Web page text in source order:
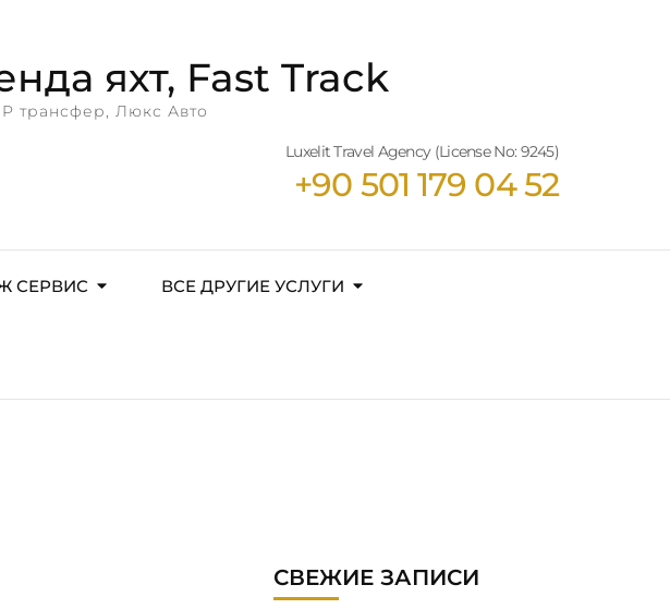
яхт, Fast Track
трансфер, Люкс Авто
Luxelit Travel Agency (License No: 9245)
+90 501 179 04 52
СЕРВИС ВСЕ ДРУГИЕ УСЛУГИ
СВЕЖИЕ ЗАПИСИ